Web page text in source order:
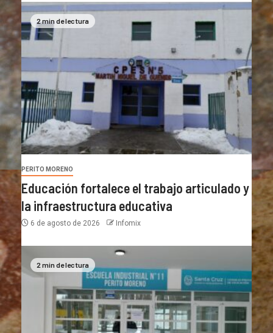
2 min de lectura
PERITO MORENO
Educación fortalece el trabajo articulado y
la infraestructura educativa
6 de agosto de 2026 Infomix
2 min de lectura